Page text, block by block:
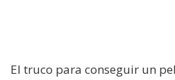
El truco para conseguir un